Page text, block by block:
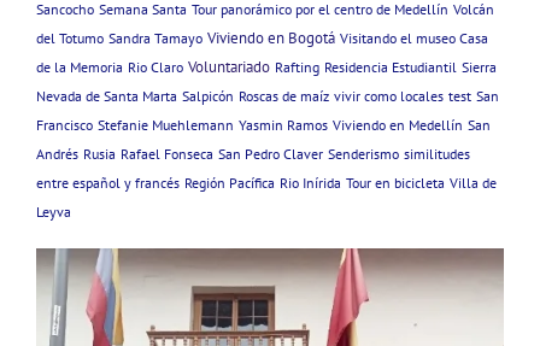
Sancocho Semana Santa Tour panorámico por el centro de Medellín Volcán
del Totumo Sandra Tamayo Viviendo en Bogotá Visitando el museo Casa
de la Memoria Rio Claro Voluntariado Rafting Residencia Estudiantil Sierra
Nevada de Santa Marta Salpicón Roscas de maíz vivir como locales test San
Francisco Stefanie Muehlemann Yasmin Ramos Viviendo en Medellín San
Andrés Rusia Rafael Fonseca San Pedro Claver Senderismo similitudes
entre español y francés Región Pacífica Rio Inírida Tour en bicicleta Villa de
Leyva